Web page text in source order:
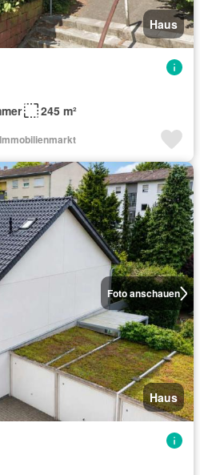
Haus
245 m²
Foto anschauen
Haus